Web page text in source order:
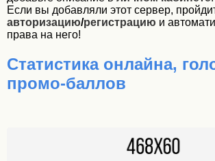
Если вы добавляли этот сервер,
авторизацию/регистрацию и
права на него!
Статистика онлайна,
промо-баллов